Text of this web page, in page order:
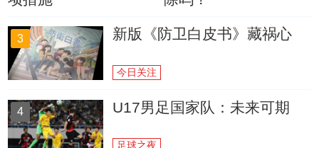
3 新版《防卫白皮书》藏祸心
今日关注
4 U17男足国家队：未来可期
足球之夜